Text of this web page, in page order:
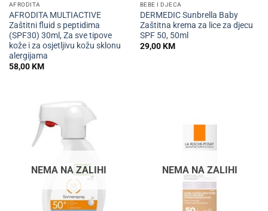
AFRODITA
AFRODITA MULTIACTIVE
Zaštitni fluid s peptidima
(SPF30) 30ml, Za sve tipove
kože i za osjetljivu kožu sklonu
alergijama
58,00KM
BEBE I DJECA
DERMEDIC Sunbrella Baby
Zaštitna krema za lice za djecu
SPF 50, 50ml
29,00KM
NEMA NA ZALIHI NEMA NA ZALIHI